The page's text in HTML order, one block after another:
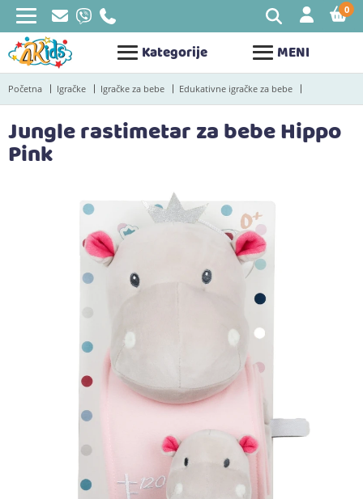
Kategorije MENI
0
Početna Igračke Igračke za bebe Edukativne igračke za bebe
Jungle rastimetar za bebe Hippo
Pink